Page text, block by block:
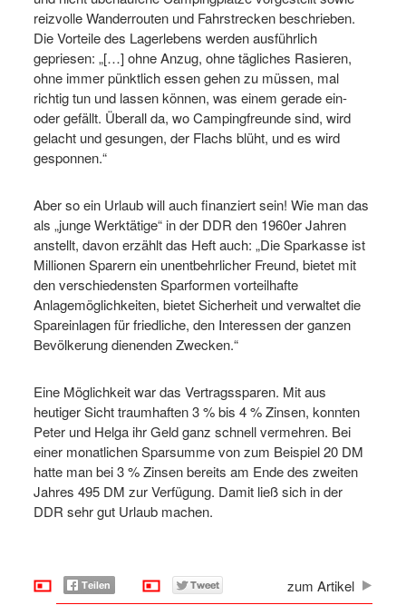
reizvolle Wanderrouten und Fahrstrecken beschrieben.
Die Vorteile des Lagerlebens werden ausführlich
gepriesen: „[…] ohne Anzug, ohne tägliches Rasieren,
ohne immer pünktlich essen gehen zu müssen, mal
richtig tun und lassen können, was einem gerade ein-
oder gefällt. Überall da, wo Campingfreunde sind, wird
gelacht und gesungen, der Flachs blüht, und es wird
gesponnen.“
Aber so ein Urlaub will auch finanziert sein! Wie man das
als „junge Werktätige“ in der DDR den 1960er Jahren
anstellt, davon erzählt das Heft auch: „Die Sparkasse ist
Millionen Sparern ein unentbehrlicher Freund, bietet mit
den verschiedensten Sparformen vorteilhafte
Anlagemöglichkeiten, bietet Sicherheit und verwaltet die
Spareinlagen für friedliche, den Interessen der ganzen
Bevölkerung dienenden Zwecken.“
Eine Möglichkeit war das Vertragssparen. Mit aus
heutiger Sicht traumhaften 3 % bis 4 % Zinsen, konnten
Peter und Helga ihr Geld ganz schnell vermehren. Bei
einer monatlichen Sparsumme von zum Beispiel 20 DM
hatte man bei 3 % Zinsen bereits am Ende des zweiten
Jahres 495 DM zur Verfügung. Damit ließ sich in der
DDR sehr gut Urlaub machen.
zum Artikel